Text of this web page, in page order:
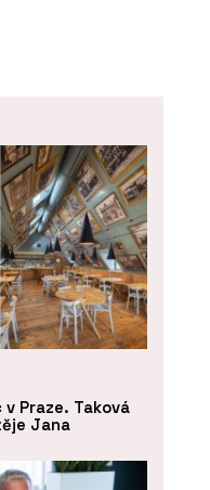
Praze. Taková
Jana